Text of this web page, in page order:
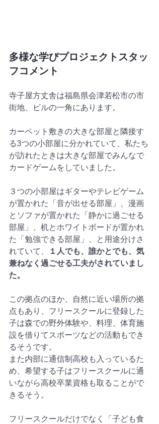
多様な学びプロジェクトスタッ
フコメント
寺子屋方丈舎は福島県会津若松市の市
街地、ビルの一角にあります。
カーペット敷きの大きな部屋と隣接す
る3つの小部屋に分かれていて、私たち
が訪れたときは大きな部屋でみんなで
カードゲームをしていました。
３つの小部屋はギターやテレビゲーム
が置かれた「音が出せる部屋」、漫画
とソファが置かれた「静かに過ごせる
部屋」、机とホワイトボードが置かれ
た「勉強できる部屋」、と用途分けさ
れていて、
１人でも、誰かとでも、気
兼ねなく過ごせる工夫がされていまし
た。
この拠点のほか、自然に近い場所の拠
点もあり、フリースクールに登録した
子は森での野外体験や、料理、体育施
設を借りてスポーツなどの活動もでき
るそうです。
また内部に通信制高校も入っているた
め、希望する子はフリースクールに通
いながら高校卒業資格も取ることがで
きるそう。
フリースクールだけでなく「子ども食